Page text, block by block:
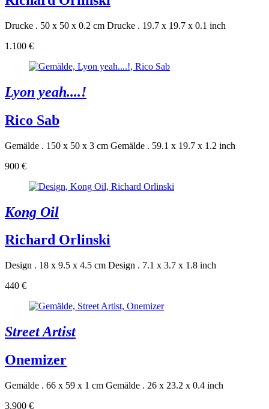
Drucke . 50 x 50 x 0.2 cm Drucke . 19.7 x 19.7 x 0.1 inch
1.100 €
Lyon yeah....!
Rico Sab
Gemälde . 150 x 50 x 3 cm Gemälde . 59.1 x 19.7 x 1.2 inch
900 €
Kong Oil
Richard Orlinski
Design . 18 x 9.5 x 4.5 cm Design . 7.1 x 3.7 x 1.8 inch
440 €
Street Artist
Onemizer
Gemälde . 66 x 59 x 1 cm Gemälde . 26 x 23.2 x 0.4 inch
3.900 €